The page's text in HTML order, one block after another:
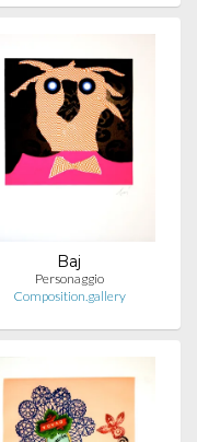
Baj
Personaggio
Composition.gallery